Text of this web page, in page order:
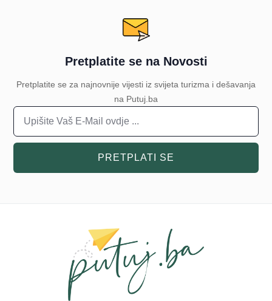
Pretplatite se na Novosti
Pretplatite se za najnovnije vijesti iz svijeta turizma i dešavanja
na Putuj.ba
PRETPLATI SE